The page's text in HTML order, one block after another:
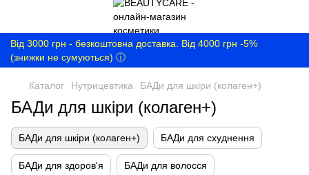
Від 3000 грн - безкоштовна доставка. Від 4000 грн -5%
(знижки не сумуються) ⓘ
Каталог Нутрицевтика БАДи для шкіри (колаген+)
БАДи для шкіри (колаген+)
БАДи для шкіри (колаген+) БАДи для схуднення
БАДи для здоров'я БАДи для волосся